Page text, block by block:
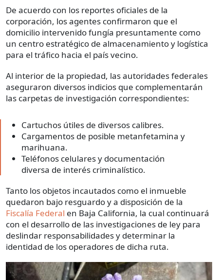
De acuerdo con los reportes oficiales de la
corporación, los agentes confirmaron que el
domicilio intervenido fungía presuntamente como
un centro estratégico de almacenamiento y logística
para el tráfico hacia el país vecino.
Al interior de la propiedad, las autoridades federales
aseguraron diversos indicios que complementarán
las carpetas de investigación correspondientes:
Cartuchos útiles de diversos calibres.
Cargamentos de posible metanfetamina y
marihuana.
Teléfonos celulares y documentación
diversa de interés criminalístico.
Tanto los objetos incautados como el inmueble
quedaron bajo resguardo y a disposición de la
Fiscalía Federal en Baja California, la cual continuará
con el desarrollo de las investigaciones de ley para
deslindar responsabilidades y determinar la
identidad de los operadores de dicha ruta.